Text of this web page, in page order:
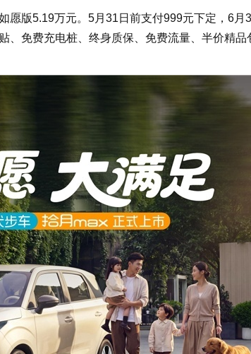
愿版5.19万元。5月31日前支付999元下定，6月
、免费充电桩、终身质保、免费流量、半价精品